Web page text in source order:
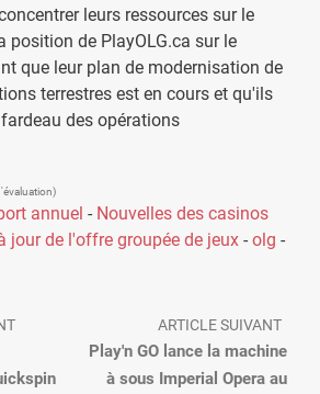
leurs ressources sur le
position de PlayOLG.ca sur le
que leur plan de modernisation de
terrestres est en cours et qu'ils
des opérations
annuel - Nouvelles des casinos
jour de l'offre groupée de jeux - olg -
ARTICLE SUIVANT
Play'n GO lance la machine
à sous Imperial Opera au